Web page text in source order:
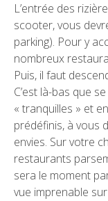
L’entrée des
scooter, vous
parking). Pour y
nombreux
Puis, il faut
C’est là-bas que
« tranquilles » et
prédéfinis, à vous
envies. Sur votre
restaurants
sera le moment
vue imprenable